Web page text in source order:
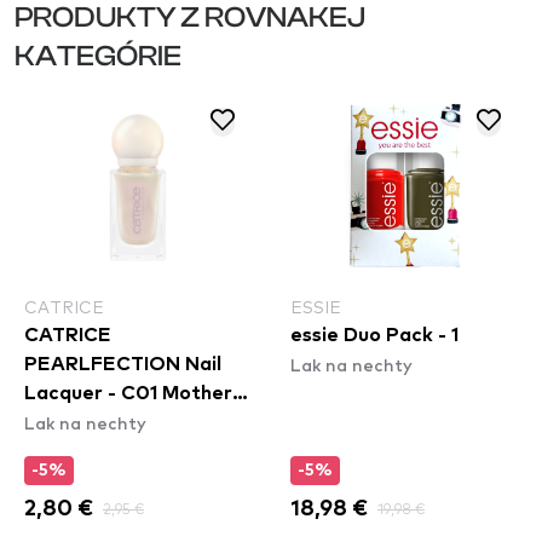
PRODUKTY Z ROVNAKEJ
KATEGÓRIE
CATRICE
CATRICE
PEARLFECTION Nail
Lacquer - C01 Mother
of Pearlfection
Lak na nechty
-5%
2,80 € 2,95 €
ESSIE
essie Duo Pack - 1
Lak na nechty
-5%
18,98 € 19,98 €